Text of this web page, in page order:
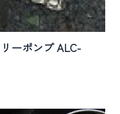
ーポンプ ALC-